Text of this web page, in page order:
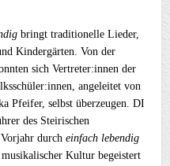
bringt traditionelle Lieder,
Kindergärten. Von der
sich Vertreter:innen der
angeleitet von
Pfeifer, selbst überzeugen. DI
des Steirischen
Vorjahr durcheinfach lebendig
Kultur begeistert